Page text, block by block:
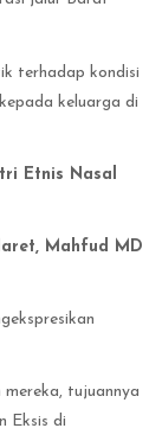
terhadap kondisi
keluarga di
Etnis Nasal
Mahfud MD
tujuannya
Eksis di